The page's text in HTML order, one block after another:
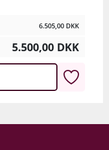
6.505,00 DKK
5.500,00 DKK